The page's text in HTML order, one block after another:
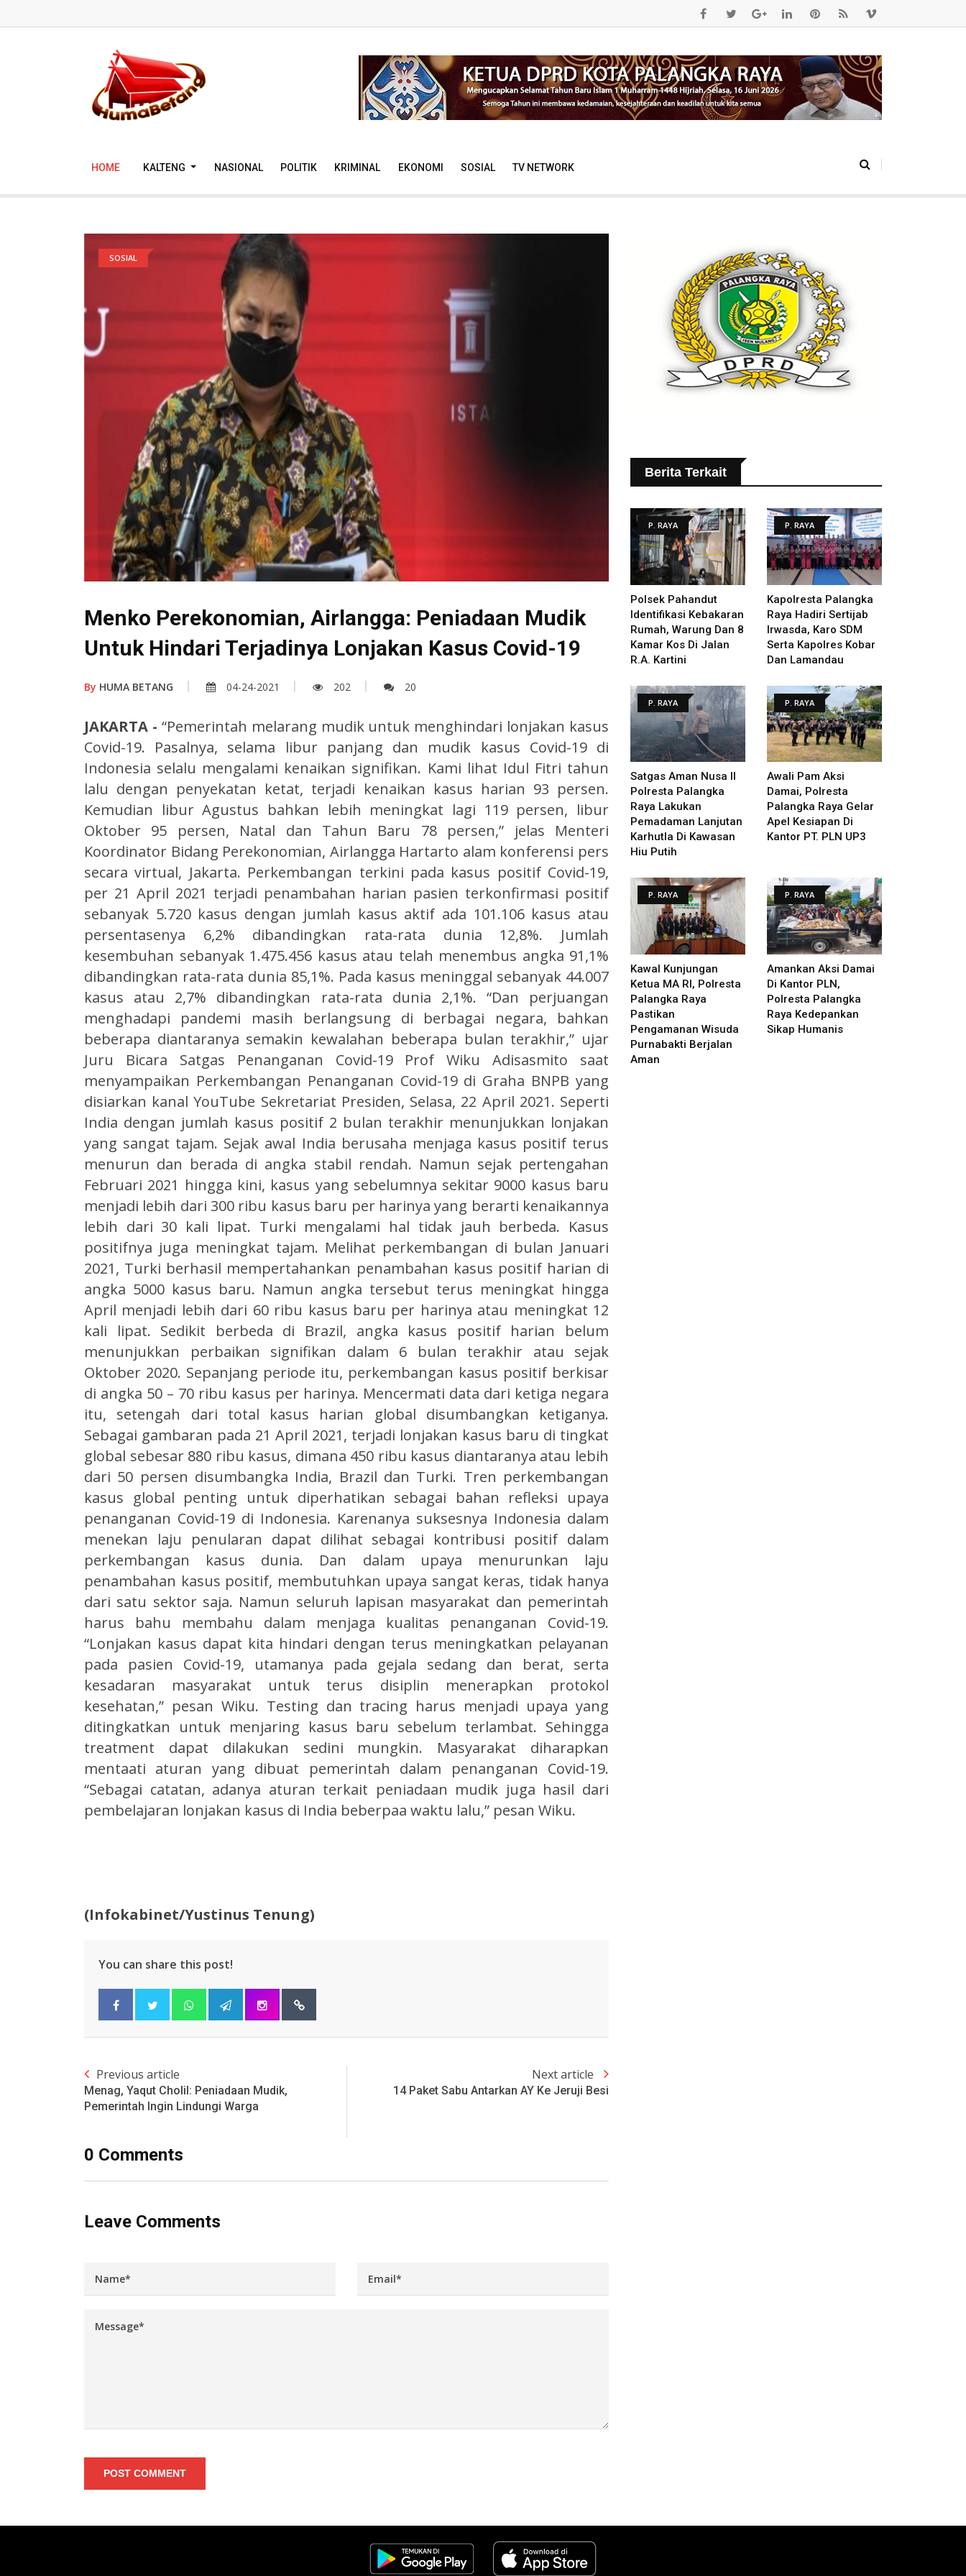
HOME KALTENG NASIONAL POLITIK KRIMINAL EKONOMI SOSIAL TV NETWORK
SOSIAL
Menko Perekonomian, Airlangga: Peniadaan Mudik
Untuk Hindari Terjadinya Lonjakan Kasus Covid-19
By HUMA BETANG 04-24-2021 202 20
JAKARTA - “Pemerintah melarang mudik untuk menghindari lonjakan kasus
Covid-19. Pasalnya, selama libur panjang dan mudik kasus Covid-19 di
Indonesia selalu mengalami kenaikan signifikan. Kami lihat Idul Fitri tahun
lalu dengan penyekatan ketat, terjadi kenaikan kasus harian 93 persen.
Kemudian libur Agustus bahkan lebih meningkat lagi 119 persen, libur
Oktober 95 persen, Natal dan Tahun Baru 78 persen,” jelas Menteri
Koordinator Bidang Perekonomian, Airlangga Hartarto alam konferensi pers
secara virtual, Jakarta. Perkembangan terkini pada kasus positif Covid-19,
per 21 April 2021 terjadi penambahan harian pasien terkonfirmasi positif
sebanyak 5.720 kasus dengan jumlah kasus aktif ada 101.106 kasus atau
persentasenya 6,2% dibandingkan rata-rata dunia 12,8%. Jumlah
kesembuhan sebanyak 1.475.456 kasus atau telah menembus angka 91,1%
dibandingkan rata-rata dunia 85,1%. Pada kasus meninggal sebanyak 44.007
kasus atau 2,7% dibandingkan rata-rata dunia 2,1%. “Dan perjuangan
menghadapi pandemi masih berlangsung di berbagai negara, bahkan
beberapa diantaranya semakin kewalahan beberapa bulan terakhir,” ujar
Juru Bicara Satgas Penanganan Covid-19 Prof Wiku Adisasmito saat
menyampaikan Perkembangan Penanganan Covid-19 di Graha BNPB yang
disiarkan kanal YouTube Sekretariat Presiden, Selasa, 22 April 2021. Seperti
India dengan jumlah kasus positif 2 bulan terakhir menunjukkan lonjakan
yang sangat tajam. Sejak awal India berusaha menjaga kasus positif terus
menurun dan berada di angka stabil rendah. Namun sejak pertengahan
Februari 2021 hingga kini, kasus yang sebelumnya sekitar 9000 kasus baru
menjadi lebih dari 300 ribu kasus baru per harinya yang berarti kenaikannya
lebih dari 30 kali lipat. Turki mengalami hal tidak jauh berbeda. Kasus
positifnya juga meningkat tajam. Melihat perkembangan di bulan Januari
2021, Turki berhasil mempertahankan penambahan kasus positif harian di
angka 5000 kasus baru. Namun angka tersebut terus meningkat hingga
April menjadi lebih dari 60 ribu kasus baru per harinya atau meningkat 12
kali lipat. Sedikit berbeda di Brazil, angka kasus positif harian belum
menunjukkan perbaikan signifikan dalam 6 bulan terakhir atau sejak
Oktober 2020. Sepanjang periode itu, perkembangan kasus positif berkisar
di angka 50 – 70 ribu kasus per harinya. Mencermati data dari ketiga negara
itu, setengah dari total kasus harian global disumbangkan ketiganya.
Sebagai gambaran pada 21 April 2021, terjadi lonjakan kasus baru di tingkat
global sebesar 880 ribu kasus, dimana 450 ribu kasus diantaranya atau lebih
dari 50 persen disumbangka India, Brazil dan Turki. Tren perkembangan
kasus global penting untuk diperhatikan sebagai bahan refleksi upaya
penanganan Covid-19 di Indonesia. Karenanya suksesnya Indonesia dalam
menekan laju penularan dapat dilihat sebagai kontribusi positif dalam
perkembangan kasus dunia. Dan dalam upaya menurunkan laju
penambahan kasus positif, membutuhkan upaya sangat keras, tidak hanya
dari satu sektor saja. Namun seluruh lapisan masyarakat dan pemerintah
harus bahu membahu dalam menjaga kualitas penanganan Covid-19.
“Lonjakan kasus dapat kita hindari dengan terus meningkatkan pelayanan
pada pasien Covid-19, utamanya pada gejala sedang dan berat, serta
kesadaran masyarakat untuk terus disiplin menerapkan protokol
kesehatan,” pesan Wiku. Testing dan tracing harus menjadi upaya yang
ditingkatkan untuk menjaring kasus baru sebelum terlambat. Sehingga
treatment dapat dilakukan sedini mungkin. Masyarakat diharapkan
mentaati aturan yang dibuat pemerintah dalam penanganan Covid-19.
“Sebagai catatan, adanya aturan terkait peniadaan mudik juga hasil dari
pembelajaran lonjakan kasus di India beberpaa waktu lalu,” pesan Wiku.
(Infokabinet/Yustinus Tenung)
You can share this post!
Previous article
Menag, Yaqut Cholil: Peniadaan Mudik,
Pemerintah Ingin Lindungi Warga
Next article
14 Paket Sabu Antarkan AY Ke Jeruji Besi
0 Comments
Leave Comments
POST COMMENT
Berita Terkait
P. RAYA
Polsek Pahandut
Identifikasi Kebakaran
Rumah, Warung Dan 8
Kamar Kos Di Jalan
R.A. Kartini
P. RAYA
Kapolresta Palangka
Raya Hadiri Sertijab
Irwasda, Karo SDM
Serta Kapolres Kobar
Dan Lamandau
P. RAYA
Satgas Aman Nusa II
Polresta Palangka
Raya Lakukan
Pemadaman Lanjutan
Karhutla Di Kawasan
Hiu Putih
P. RAYA
Awali Pam Aksi
Damai, Polresta
Palangka Raya Gelar
Apel Kesiapan Di
Kantor PT. PLN UP3
P. RAYA
Kawal Kunjungan
Ketua MA RI, Polresta
Palangka Raya
Pastikan
Pengamanan Wisuda
Purnabakti Berjalan
Aman
P. RAYA
Amankan Aksi Damai
Di Kantor PLN,
Polresta Palangka
Raya Kedepankan
Sikap Humanis